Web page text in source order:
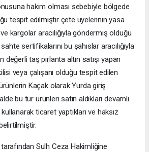
hakim olması sebebiyle bölgede
tespit edilmiştir çete üyelerinin yasa
kargolar aracılığıyla göndermiş olduğu
sertifikalarını bu şahıslar aracılığıyla
taş pırlanta altın satışı yapan
veya çalışanı olduğu tespit edilen
Kaçak olarak Yurda giriş
bu tür ürünleri satın aldıkları devamlı
ticaret yaptıkları ve haksız
tarafından Sulh Ceza Hakimliğine